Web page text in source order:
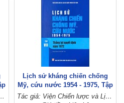
sử quốc phòng Việt Nam
Lịch sử kháng chiến chống
Mỹ, cứu nước 1954 - 1975, Tập
VII: Thắng lợi quyết định nămTác giả: Viện Chiến lược và Lịch sử quốc phòng Việt Nam